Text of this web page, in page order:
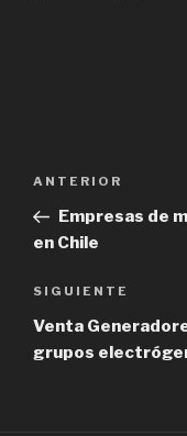
entradas
Previous
Post
ANTERIOR
Empresas de
en Chile
Next
Post
SIGUIENTE
Venta
grupos